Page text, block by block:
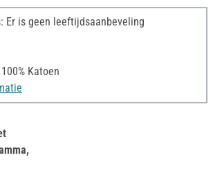
Er is geen leeftijdsaanbeveling
Katoen